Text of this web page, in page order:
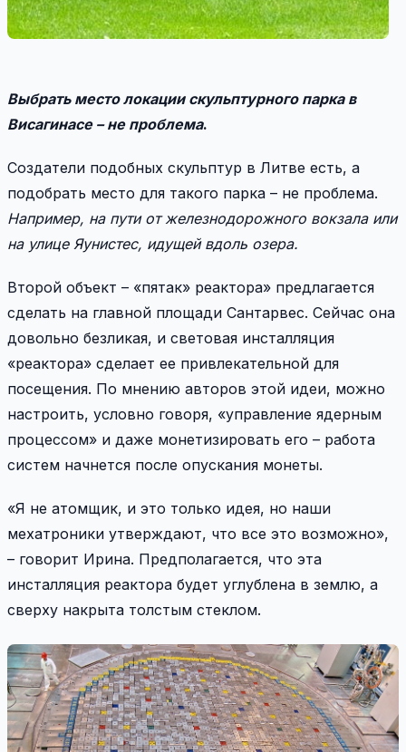
Выбрать место локации скульптурного парка в
Висагинасе – не проблема.
Создатели подобных скульптур в Литве есть, а
подобрать место для такого парка – не проблема.
Например, на пути от железнодорожного вокзала или
на улице Яунистес, идущей вдоль озера.
Второй объект – «пятак» реактора» предлагается
сделать на главной площади Сантарвес. Сейчас она
довольно безликая, и световая инсталляция
«реактора» сделает ее привлекательной для
посещения. По мнению авторов этой идеи, можно
настроить, условно говоря, «управление ядерным
процессом» и даже монетизировать его – работа
систем начнется после опускания монеты.
«Я не атомщик, и это только идея, но наши
мехатроники утверждают, что все это возможно»,
– говорит Ирина. Предполагается, что эта
инсталляция реактора будет углублена в землю, а
сверху накрыта толстым стеклом.